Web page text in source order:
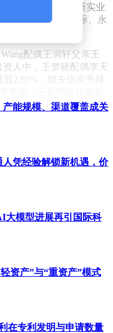
李春梅持有东晓新实业
6.47%，希努尔国际、永
和1.19%。
配偶王润轩父亲王
人中，王梦晓配偶李天
2.81%，姐夫张崇升持
总经理及董事会秘书三
级工程师，拥有本科学
。其弟王松德现年52
米开发有限公司，2007
年加入公司后迅速晋
能规模、渠道覆盖成关
凭经验解锁新机遇，价
大模型进展再引国际科
资产”与“重资产”模式
在专利发明与申请数量